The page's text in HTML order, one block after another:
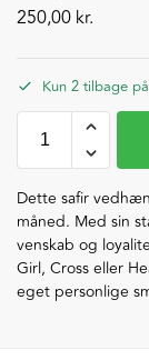
250,00 kr.
Kun 2 tilbage
Dette safir
måned. Med sin
venskab og
Girl, Cross eller
eget personlige